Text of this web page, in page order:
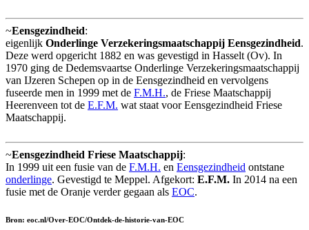
~Eensgezindheid:
eigenlijk Onderlinge Verzekeringsmaatschappij Eensgezindheid.
Deze werd opgericht 1882 en was gevestigd in Hasselt (Ov). In
1970 ging de Dedemsvaartse Onderlinge Verzekeringsmaatschappij
van IJzeren Schepen op in de Eensgezindheid en vervolgens
fuseerde men in 1999 met de F.M.H., de Friese Maatschappij
Heerenveen tot de E.F.M. wat staat voor Eensgezindheid Friese
Maatschappij.
~Eensgezindheid Friese Maatschappij:
In 1999 uit een fusie van de F.M.H. en Eensgezindheid ontstane
onderlinge. Gevestigd te Meppel. Afgekort: E.F.M. In 2014 na een
fusie met de Oranje verder gegaan als EOC.
Bron: eoc.nl/Over-EOC/Ontdek-de-historie-van-EOC